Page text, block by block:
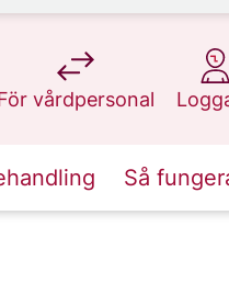
vårdpersonal
på 1177.se
på
Så